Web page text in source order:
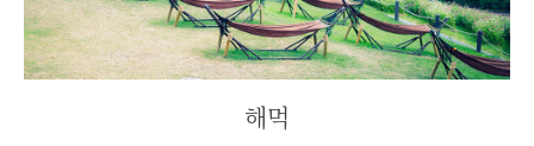
해먹